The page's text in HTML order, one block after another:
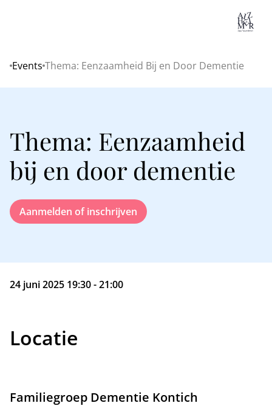
Home
Events Thema: Eenzaamheid Bij en Door Dementie
Thema: Eenzaamheid
bij en door dementie
Aanmelden of inschrijven
24 juni 2025 19:30 - 21:00
Locatie
Familiegroep Dementie Kontich